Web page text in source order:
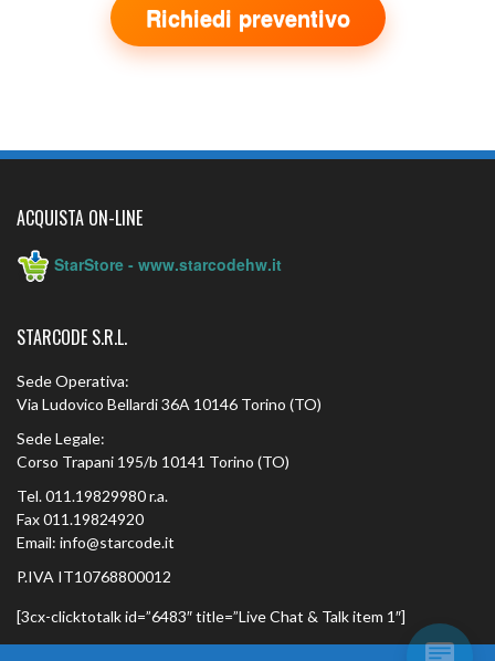
Richiedi preventivo
ACQUISTA ON-LINE
StarStore - www.starcodehw.it
STARCODE S.R.L.
Sede Operativa:
Via Ludovico Bellardi 36A 10146 Torino (TO)
Sede Legale:
Corso Trapani 195/b 10141 Torino (TO)
Tel. 011.19829980 r.a.
Fax 011.19824920
Email: info@starcode.it
P.IVA IT10768800012
[3cx-clicktotalk id=”6483″ title=”Live Chat & Talk item 1″]